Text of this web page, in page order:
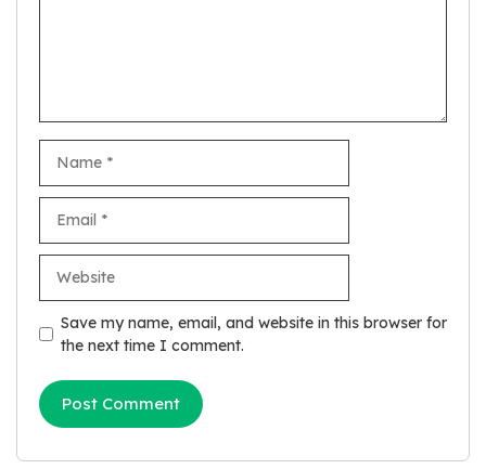
Save my name, email, and website in this browser for
the next time I comment.